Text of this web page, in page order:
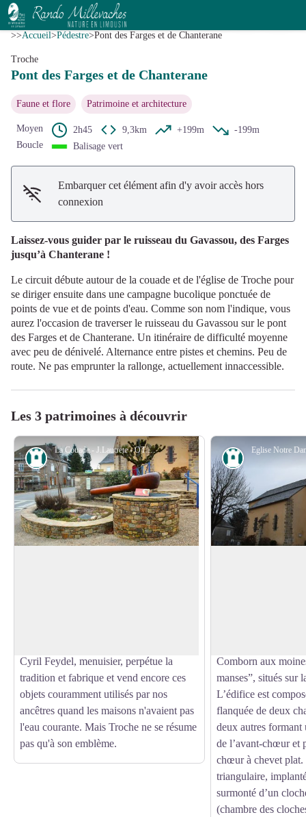
Pont des Farges et de Chanterane
© J.Lautrete - OT TDC
>>Accueil>Pédestre>Pont des Farges et de Chanterane
Troche
Pont des Farges et de Chanterane
Faune et flore Patrimoine et architecture
Moyen 2h45 9,3km +199m
-199m
Boucle
Balisage vert
Embarquer cet élément afin d'y avoir accès hors
connexion
Laissez-vous guider par le ruisseau du Gavassou, des Farges
jusqu’à Chanterane !
Le circuit débute autour de la couade et de l'église de Troche pour
se diriger ensuite dans une campagne bucolique ponctuée de
points de vue et de points d'eau. Comme son nom l'indique, vous
aurez l'occasion de traverser le ruisseau du Gavassou sur le pont
des Farges et de Chanterane. Un itinéraire de difficulté moyenne
avec peu de dénivelé. Alternance entre pistes et chemins. Peu de
route. Ne pas emprunter la rallonge, actuellement innaccessible.
Les 3 patrimoines à découvrir
La Couade - J.Lautrete - OT TDC
Patrimoine
Cyril Feydel, menuisier, perpétue la
tradition et fabrique et vend encore ces
objets couramment utilisés par nos
ancêtres quand les maisons n'avaient pas
l'eau courante. Mais Troche ne se résume
pas qu'à son emblème.
Patrimoine
Comborn aux
manses”, situés sur
L’édifice est
flanquée de deux
deux autres
de l’avant-chœur et
chœur à chevet
triangulaire,
surmonté d’un
(chambre des